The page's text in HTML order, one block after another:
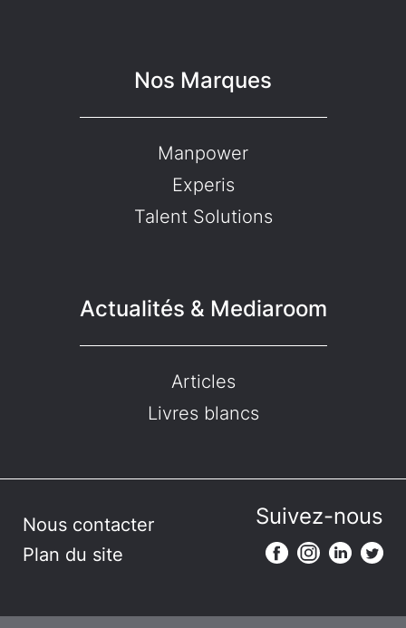
Nos Marques
Manpower
Experis
Talent Solutions
Actualités & Mediaroom
Articles
Livres blancs
Nous contacter
Plan du site
Suivez-nous